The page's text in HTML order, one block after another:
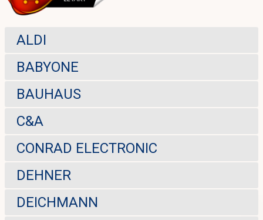
ALDI
BABYONE
BAUHAUS
C&A
CONRAD ELECTRONIC
DEHNER
DEICHMANN